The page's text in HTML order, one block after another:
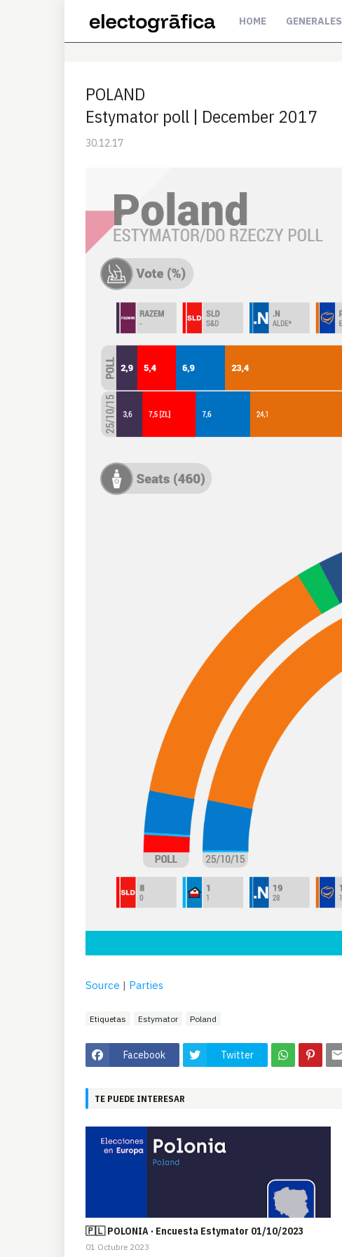
HOME GENERALES
POLAND
Estymator poll | December 2017
30.12.17
Source | Parties
Etiquetas Estymator Poland
Facebook Twitter
TE PUEDE INTERESAR
🇵🇱 POLONIA · Encuesta Estymator 01/10/2023
01 Octubre 2023